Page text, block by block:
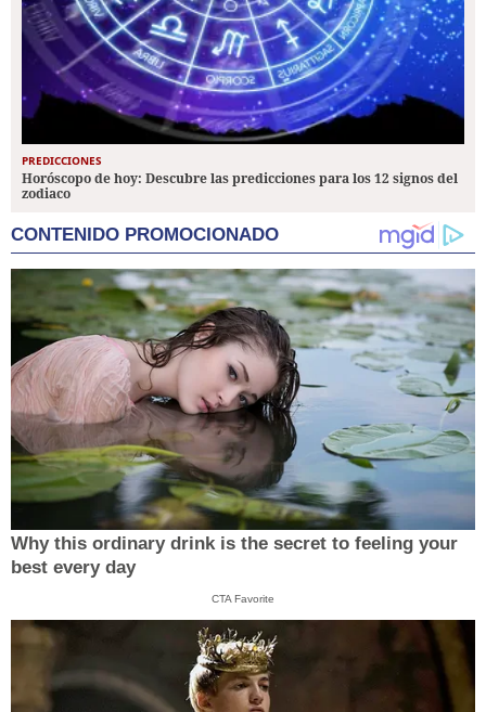
PREDICCIONES
Horóscopo de hoy: Descubre las predicciones para los 12 signos del
zodiaco
CONTENIDO PROMOCIONADO
Why this ordinary drink is the secret to feeling your
best every day
CTA Favorite